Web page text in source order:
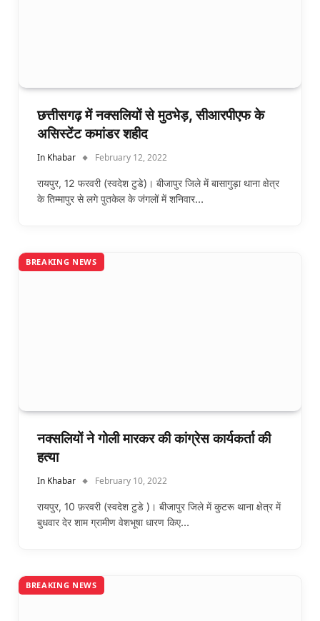
छत्तीसगढ़ में नक्सलियों से मुठभेड़, सीआरपीएफ के
असिस्टेंट कमांडर शहीद
In Khabar February 12, 2022
रायपुर, 12 फरवरी (स्वदेश टुडे)। बीजापुर जिले में बासागुड़ा थाना क्षेत्र
के तिम्मापुर से लगे पुतकेल के जंगलों में शनिवार…
BREAKING NEWS
नक्सलियों ने गोली मारकर की कांग्रेस कार्यकर्ता की
हत्या
In Khabar February 10, 2022
रायपुर, 10 फ़रवरी (स्वदेश टुडे )। बीजापुर जिले में कुटरू थाना क्षेत्र में
बुधवार देर शाम ग्रामीण वेशभूषा धारण किए…
BREAKING NEWS